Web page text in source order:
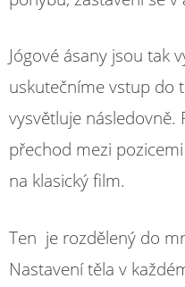
Jógové ásany jsou tak
uskutečníme vstup do
vysvětluje následovně.
přechod mezi
na klasický film.
Ten je rozdělený do
Nastavení těla v